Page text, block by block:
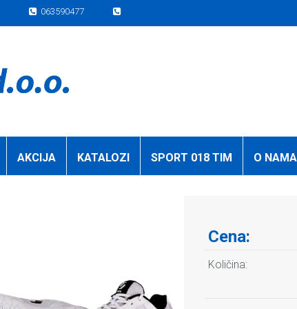
063590477
AKCIJA KATALOZI SPORT 018 TIM O NAMA
Cena:
Količina: